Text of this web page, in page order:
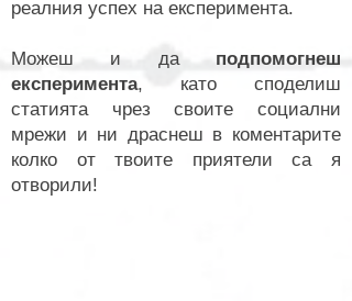
реалния успех на експеримента.
Можеш и да подпомогнеш
експеримента, като споделиш
статията чрез своите социални
мрежи и ни драснеш в коментарите
колко от твоите приятели са я
отворили!